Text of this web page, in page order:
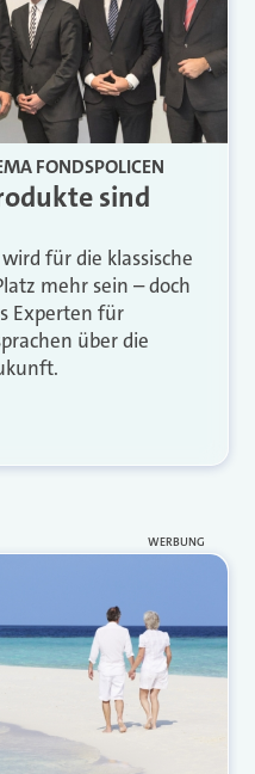
FONDSPOLICEN
sind
für die klassische
mehr sein – doch
Experten für
über die
WERBUNG